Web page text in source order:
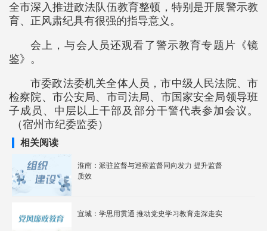
全市深入推进政法队伍教育整顿，特别是开展警示教
育、正风肃纪具有很强的指导意义。
会上，与会人员还观看了警示教育专题片《镜
鉴》。
市委政法委机关全体人员，市中级人民法院、市
检察院、市公安局、市司法局、市国家安全局领导班
子成员、中层以上干部及部分干警代表参加会议。
（宿州市纪委监委）
相关阅读
淮南：派驻监督与巡察监督同向发力 提升监督
质效
宣城：学思用贯通 推动党史学习教育走深走实